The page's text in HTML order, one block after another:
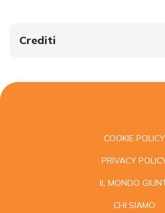
Crediti
COOKIE POLICY
PRIVACY
IL MONDO
CHI SIAMO